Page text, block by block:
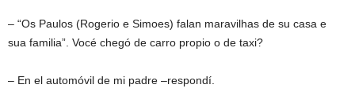
– “Os Paulos (Rogerio e Simoes) falan maravilhas de su casa e
sua familia”. Vocé chegó de carro propio o de taxi?
– En el automóvil de mi padre –respondí.